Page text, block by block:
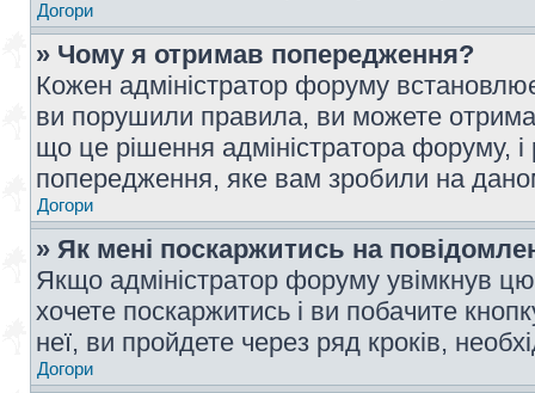
Догори
» Чому я отримав попередження?
Кожен адміністратор форуму
ви порушили правила, ви можете
що це рішення адміністратора форуму,
попередження, яке вам зробили на
Догори
» Як мені поскаржитись на
Якщо адміністратор форуму увімкнув
хочете поскаржитись і ви побачите
неї, ви пройдете через ряд кроків,
Догори